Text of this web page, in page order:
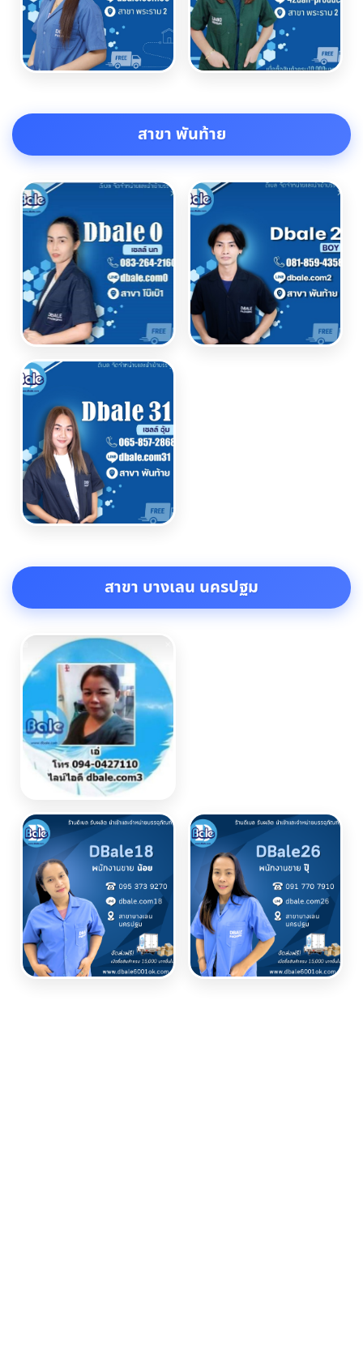
สาขา พันท้าย
สาขา บางเลน นครปฐม